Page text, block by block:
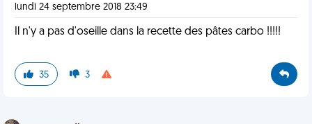
lundi 24 septembre 2018 23:49
Il n'y a pas d'oseille dans la recette des pâtes carbo !!!!!
35 3